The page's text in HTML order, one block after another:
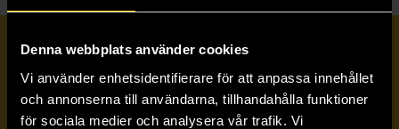
Denna webbplats använder cookies
Vi använder enhetsidentifierare för att anpassa innehållet
och annonserna till användarna, tillhandahålla funktioner
för sociala medier och analysera vår trafik. Vi
Prenumerera på vårt nyhetsbrev
Veckobrevet